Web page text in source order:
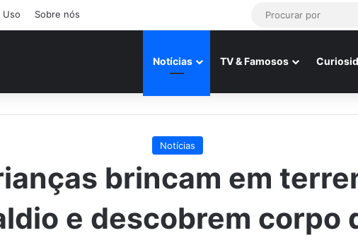
Uso Sobre nós
Notícias TV & Famosos
Notícias
brincam em
e descobrem corpo